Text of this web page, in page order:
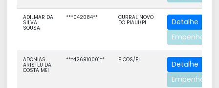
ADILMAR DA
SILVA
SOUSA
***042084** CURRAL NOVO
DO PIAUI/PI
Detalhe
Empenhos
ADONIAS
ARISTEU DA
COSTA MEI
***426910001** PICOS/PI
Detalhe
Empenhos